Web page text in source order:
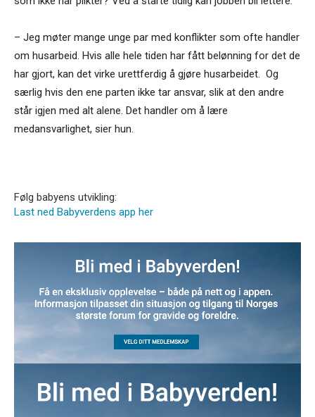
– Jeg møter mange unge par med konflikter som ofte handler
om husarbeid. Hvis alle hele tiden har fått belønning for det de
har gjort, kan det virke urettferdig å gjøre husarbeidet. Og
særlig hvis den ene parten ikke tar ansvar, slik at den andre
står igjen med alt alene. Det handler om å lære
medansvarlighet, sier hun.
Følg babyens utvikling:
Last ned Babyverdens app her